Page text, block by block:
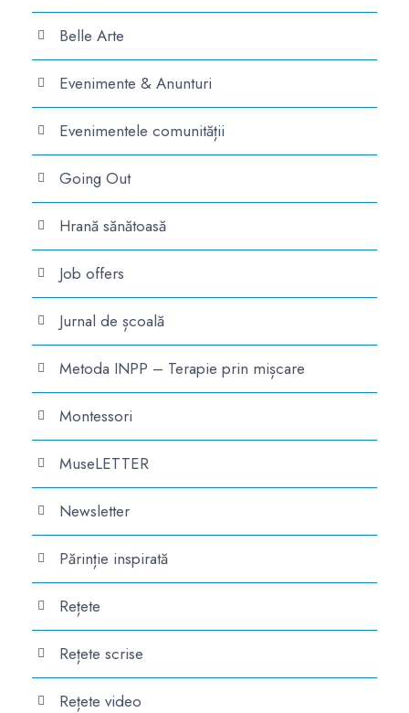
Belle Arte
Evenimente & Anunturi
Evenimentele comunității
Going Out
Hrană sănătoasă
Job offers
Jurnal de școală
Metoda INPP – Terapie prin mișcare
Montessori
MuseLETTER
Newsletter
Părinție inspirată
Rețete
Rețete scrise
Rețete video